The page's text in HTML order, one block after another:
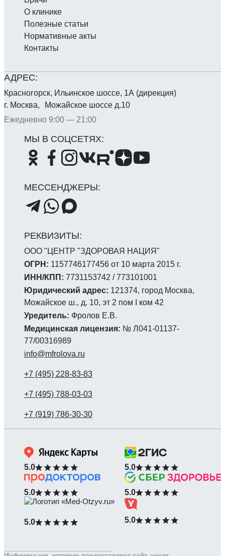
ООО "ЦЕНТР "ЗДОРОВАЯ НАЦИЯ"
ОГРН: 1157746177456 от 10 марта 2015 г.
ИНН/КПП: 7731153742 / 773101001
Юридический адрес: 121374, город Москва,
Можайское ш., д. 10, эт 2 пом I ком 42
Уредитель: Фролов Е.В.
Медицинская лицензия: № Л041-01137-
77/00316989
info@mfrolova.ru
Красногорск, Ильинское шоссе, 1А (дирекция)
г. Москва, Можайское шоссе д.10
Ежедневно 9:00 — 21:00
О клинике
Полезные статьи
Нормативные акты
Контакты
5.0 5.0
5.0 5.0
5.0 5.0